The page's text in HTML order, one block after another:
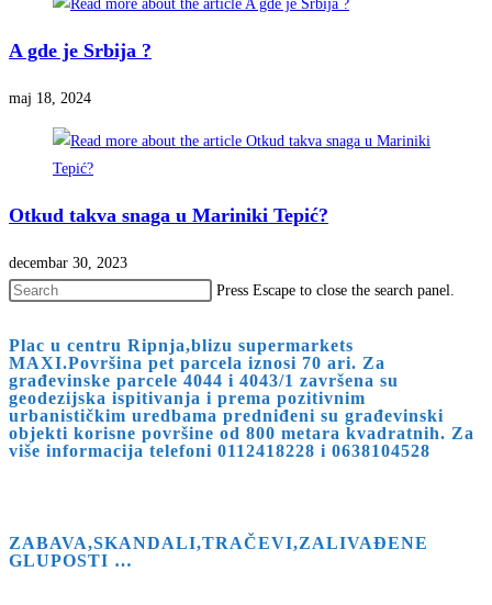
A gde je Srbija ?
maj 18, 2024
Otkud takva snaga u Mariniki Tepić?
decembar 30, 2023
Press Escape to close the search panel.
Plac u centru Ripnja,blizu supermarkets
MAXI.Površina pet parcela iznosi 70 ari. Za
građevinske parcele 4044 i 4043/1 završena su
geodezijska ispitivanja i prema pozitivnim
urbanističkim uredbama predniđeni su građevinski
objekti korisne površine od 800 metara kvadratnih. Za
više informacija telefoni 0112418228 i 0638104528
ZABAVA,SKANDALI,TRAČEVI,ZALIVAĐENE
GLUPOSTI …